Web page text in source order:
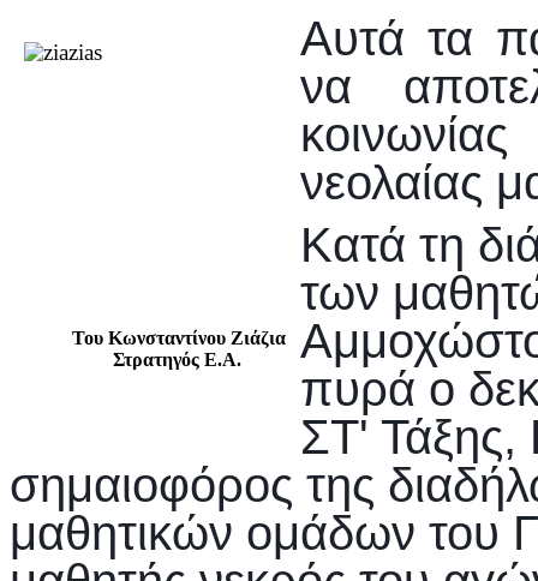
Του Κωνσταντίνου Ζιάζια
Στρατηγός Ε.A.
Αυτά τα
να
νεολαίας
Κατά τη
των
πυρά ο
ΣΤ' Τάξης,
σημαιοφόρος της
μαθητικών ομάδων του